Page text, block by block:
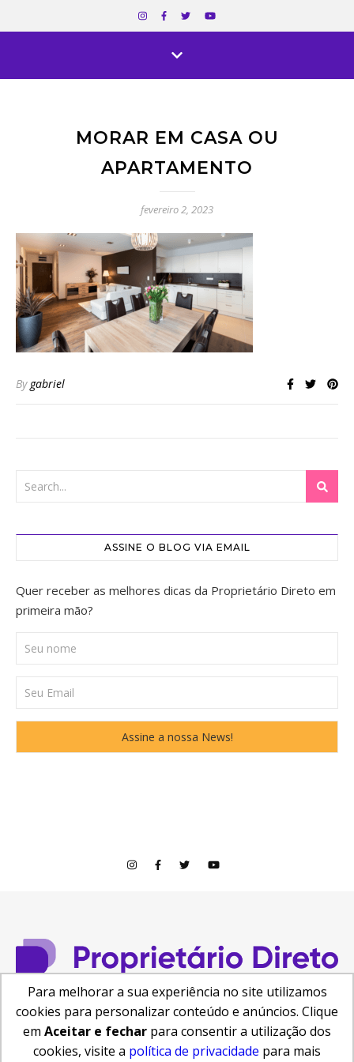
MORAR EM CASA OU
APARTAMENTO
fevereiro 2, 2023
By gabriel
ASSINE O BLOG VIA EMAIL
Quer receber as melhores dicas da Proprietário Direto em
primeira mão?
© Copyright 2026
Central de Ajuda Como anunciar Busca de Imóveis
Para melhorar a sua experiência no site utilizamos
cookies para personalizar conteúdo e anúncios. Clique
em Aceitar e fechar para consentir a utilização dos
cookies, visite a política de privacidade para mais